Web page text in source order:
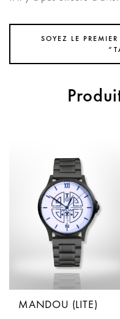
SOYEZ LE
MANDOU (LITE)